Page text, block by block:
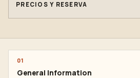
PRECIOS Y RESERVA
01
General Information